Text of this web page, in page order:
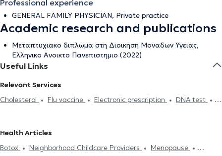
Professional experience
GENERAL FAMILY PHYSICIAN, Private practice
Academic research and publications
Μεταπτυχιακο διπλωμα στη Διοικηση Μοναδων Υγειας,
Ελληνικο Ανοικτο Πανεπιστημιο (2022)
Useful Links
Relevant Services
Cholesterol
Flu vaccine Electronic prescription
DNA test
License
Κάρτα υγείας αθλητή
AIDS
Diabetes Smoking cessation
Ευερέθιστο έντερο
Health Articles
Botox
Neighborhood Childcare Providers
Menopause